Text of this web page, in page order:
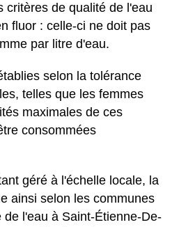
critères de qualité de l'eau
fluor : celle-ci ne doit pas
par litre d'eau.
selon la tolérance
telles que les femmes
maximales de ces
consommées
géré à l'échelle locale, la
ainsi selon les communes
l'eau à Saint-Étienne-De-